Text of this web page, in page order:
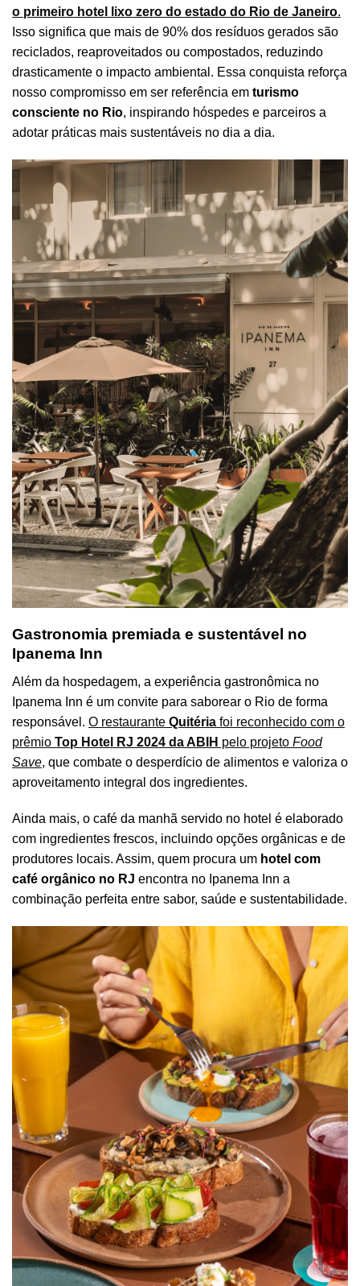
o primeiro hotel lixo zero do estado do Rio de Janeiro.
Isso significa que mais de 90% dos resíduos gerados são
reciclados, reaproveitados ou compostados, reduzindo
drasticamente o impacto ambiental. Essa conquista reforça
nosso compromisso em ser referência em turismo
consciente no Rio, inspirando hóspedes e parceiros a
adotar práticas mais sustentáveis no dia a dia.
Gastronomia premiada e sustentável no
Ipanema Inn
Além da hospedagem, a experiência gastronômica no
Ipanema Inn é um convite para saborear o Rio de forma
responsável. O restaurante Quitéria foi reconhecido com o
prêmio Top Hotel RJ 2024 da ABIH pelo projeto Food
Save, que combate o desperdício de alimentos e valoriza o
aproveitamento integral dos ingredientes.
Ainda mais, o café da manhã servido no hotel é elaborado
com ingredientes frescos, incluindo opções orgânicas e de
produtores locais. Assim, quem procura um hotel com
café orgânico no RJ encontra no Ipanema Inn a
combinação perfeita entre sabor, saúde e sustentabilidade.